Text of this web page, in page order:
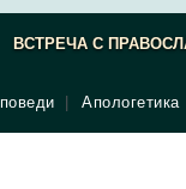
ВСТРЕЧА С
Апологетика